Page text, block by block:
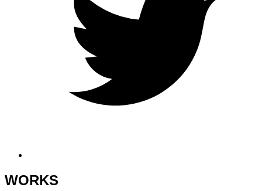
WORKS